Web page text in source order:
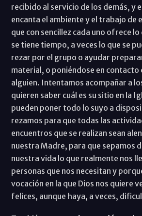
recibido al servicio de los demás, y
encanta el ambiente y el trabajo de
que con sencillez cada uno ofrece lo
se tiene tiempo, a veces lo que se
rezar por el grupo o ayudar
material, o poniéndose en contacto
alguien. Intentamos acompañar a
quieren saber cuál es su sitio en la
pueden poner todo lo suyo a
rezamos para que todas las
encuentros que se realizan sean
nuestra Madre, para que sepamos
nuestra vida lo que realmente nos
personas que nos necesitan y
vocación en la que Dios nos quiere
felices, aunque haya, a veces,